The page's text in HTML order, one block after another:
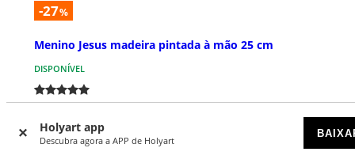
Holyart app
Descubra agora a APP de Holyart
-27%
Menino Jesus madeira pintada à mão 25 cm
DISPONÍVEL
€ 190,00